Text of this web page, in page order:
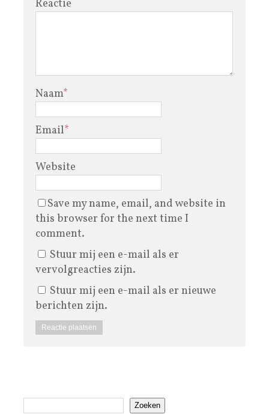
Reactie
Naam*
Email*
Website
Save my name, email, and website in
this browser for the next time I
comment.
Stuur mij een e-mail als er
vervolgreacties zijn.
Stuur mij een e-mail als er nieuwe
berichten zijn.
Zoeken